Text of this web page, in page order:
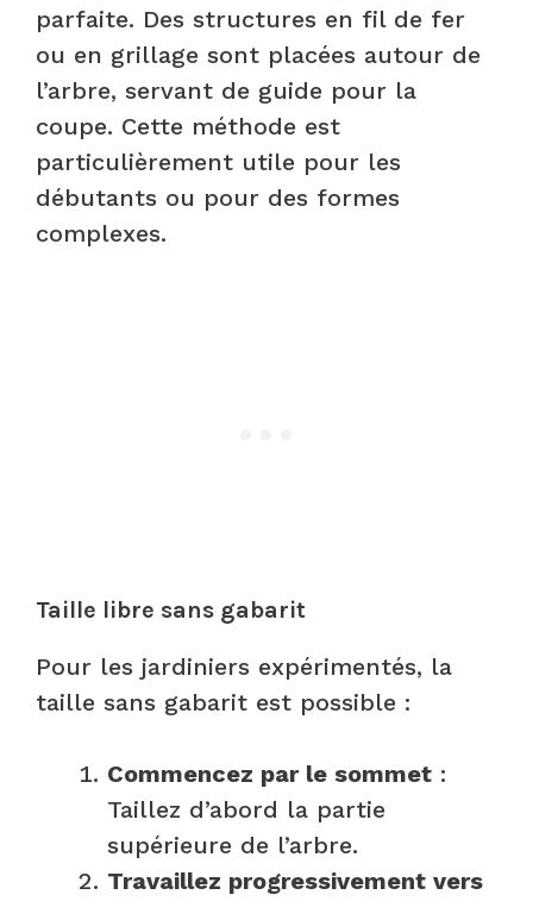
parfaite. Des structures en fil de fer
ou en grillage sont placées autour de
l’arbre, servant de guide pour la
coupe. Cette méthode est
particulièrement utile pour les
débutants ou pour des formes
complexes.
Taille libre sans gabarit
Pour les jardiniers expérimentés, la
taille sans gabarit est possible :
Commencez par le sommet :
Taillez d’abord la partie
supérieure de l’arbre.
Travaillez progressivement vers